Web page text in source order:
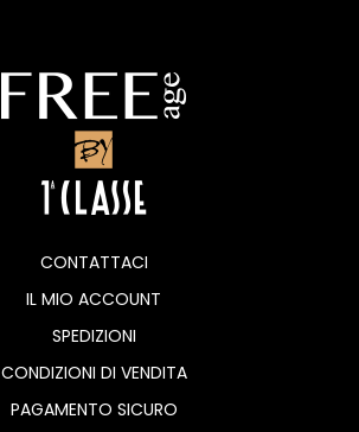
CONTATTACI
IL MIO ACCOUNT
SPEDIZIONI
CONDIZIONI DI VENDITA
PAGAMENTO SICURO